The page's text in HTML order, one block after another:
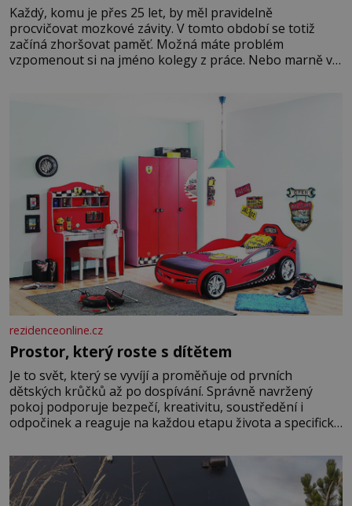
Každý, komu je přes 25 let, by měl pravidelně
procvičovat mozkové závity. V tomto období se totiž
začíná zhoršovat paměť. Možná máte problém
vzpomenout si na jméno kolegy z práce. Nebo marně v
rezidenceonline.cz
Prostor, který roste s dítětem
Je to svět, který se vyvíjí a proměňuje od prvních
dětských krůčků až po dospívání. Správně navržený
pokoj podporuje bezpečí, kreativitu, soustředění i
odpočinek a reaguje na každou etapu života a specifické
měkkost a bezpečí, proto by pokoj miminka měl působit
především klidně a útulně. Předškolní věk je